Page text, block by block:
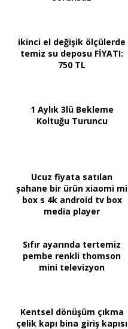
ikinci el değişik ölçülerde
temiz su deposu FİYATI:
750 TL
1 Aylık 3lü Bekleme
Koltuğu Turuncu
Ucuz fiyata satılan
şahane bir ürün xiaomi mi
box s 4k android tv box
media player
Sıfır ayarında tertemiz
pembe renkli thomson
mini televizyon
Kentsel dönüşüm çıkma
çelik kapı bina giriş kapısı